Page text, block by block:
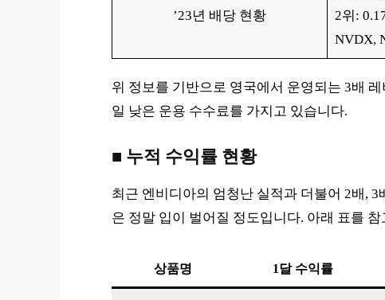
’23년 배당 현황
2위:
NVDX,
위 정보를 기반으로 영국에서 운영되는 3배
일 낮은 운용 수수료를 가지고 있습니다.
■ 누적 수익률 현황
최근 엔비디아의 엄청난 실적과 더불어 2배,
은 정말 입이 벌어질 정도입니다. 아래 표를
상품명 1달 수익률